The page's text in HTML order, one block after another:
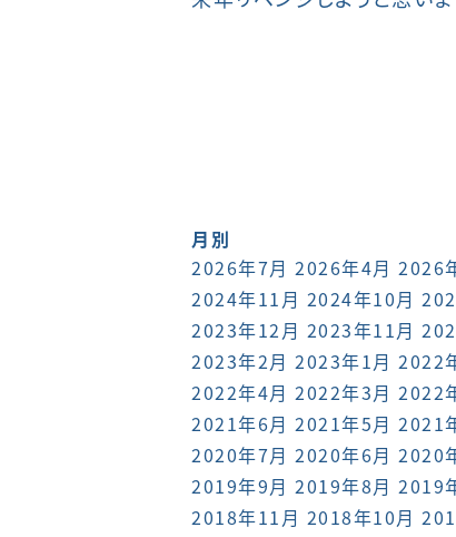
月別
2026年7月 2026年4月 2026
2024年11月 2024年10月
2023年12月 2023年11月
2023年2月 2023年1月 2022
2022年4月 2022年3月 2022
2021年6月 2021年5月 2021
2020年7月 2020年6月 2020
2019年9月 2019年8月 2019
2018年11月 2018年10月